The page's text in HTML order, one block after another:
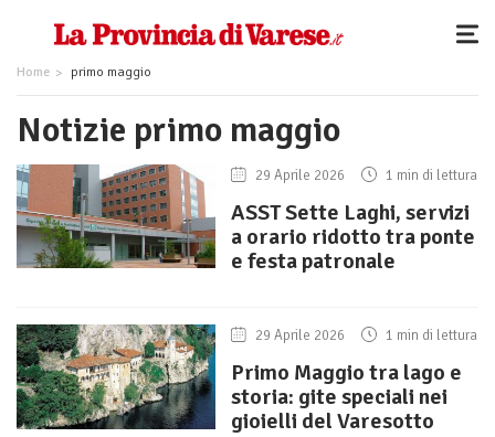
Home primo maggio
Notizie primo maggio
29 Aprile 2026 1 min di lettura
ASST Sette Laghi, servizi
a orario ridotto tra ponte
e festa patronale
29 Aprile 2026 1 min di lettura
Primo Maggio tra lago e
storia: gite speciali nei
gioielli del Varesotto